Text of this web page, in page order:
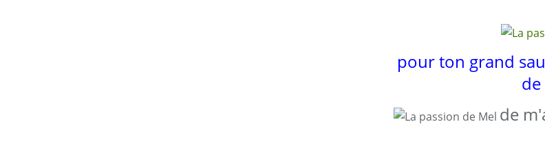
pour ton grand
de